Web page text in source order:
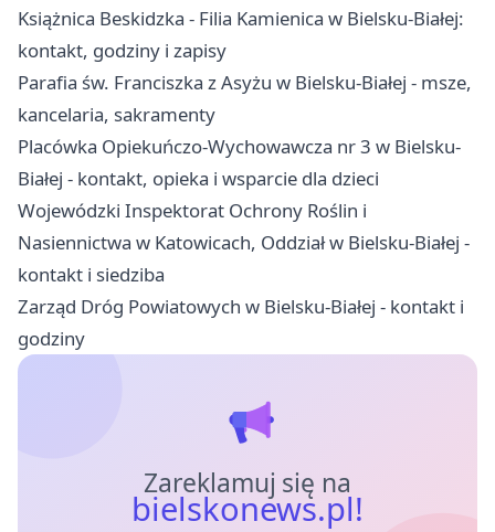
Książnica Beskidzka - Filia Kamienica w Bielsku-Białej:
kontakt, godziny i zapisy
Parafia św. Franciszka z Asyżu w Bielsku-Białej - msze,
kancelaria, sakramenty
Placówka Opiekuńczo-Wychowawcza nr 3 w Bielsku-
Białej - kontakt, opieka i wsparcie dla dzieci
Wojewódzki Inspektorat Ochrony Roślin i
Nasiennictwa w Katowicach, Oddział w Bielsku-Białej -
kontakt i siedziba
Zarząd Dróg Powiatowych w Bielsku-Białej - kontakt i
godziny
Zareklamuj się na
bielskonews.pl!